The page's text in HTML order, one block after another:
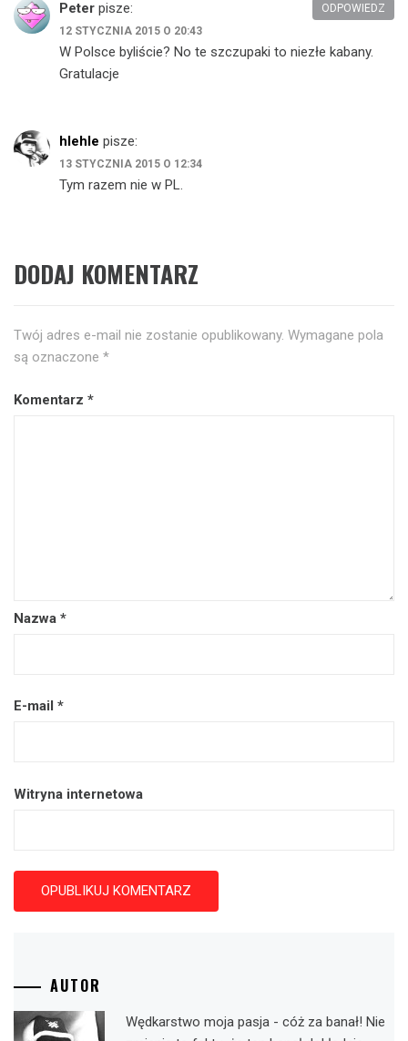
Peter pisze:
12 STYCZNIA 2015 O 20:43
W Polsce byliście? No te szczupaki to niezłe kabany.
Gratulacje
ODPOWIEDZ
hlehle pisze:
13 STYCZNIA 2015 O 12:34
Tym razem nie w PL.
DODAJ KOMENTARZ
Twój adres e-mail nie zostanie opublikowany. Wymagane pola
są oznaczone *
Komentarz *
Nazwa *
E-mail *
Witryna internetowa
AUTOR
Wędkarstwo moja pasja - cóż za banał! Nie